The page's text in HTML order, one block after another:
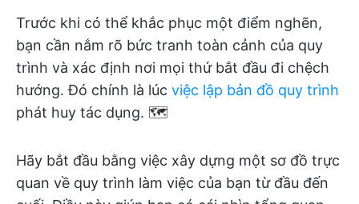
Trước khi có thể khắc phục một điểm nghẽn,
bạn cần nắm rõ bức tranh toàn cảnh của quy
trình và xác định nơi mọi thứ bắt đầu đi chệch
hướng. Đó chính là lúc việc lập bản đồ quy trình
phát huy tác dụng. 🗺️
Hãy bắt đầu bằng việc xây dựng một sơ đồ trực
quan về quy trình làm việc của bạn từ đầu đến